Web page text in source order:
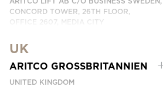
CONCORD TOWER, 26TH FLOOR,
OFFICE 2607, MEDIA CITY
KONTAKTIEREN SIE UNS
UK
ARITCO GROSSBRITANNIEN
UNITED KINGDOM